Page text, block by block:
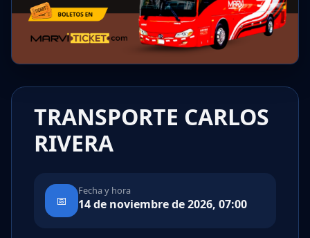
TRANSPORTE CARLOS
RIVERA
📅
Fecha y hora
14 de noviembre de 2026, 07:00